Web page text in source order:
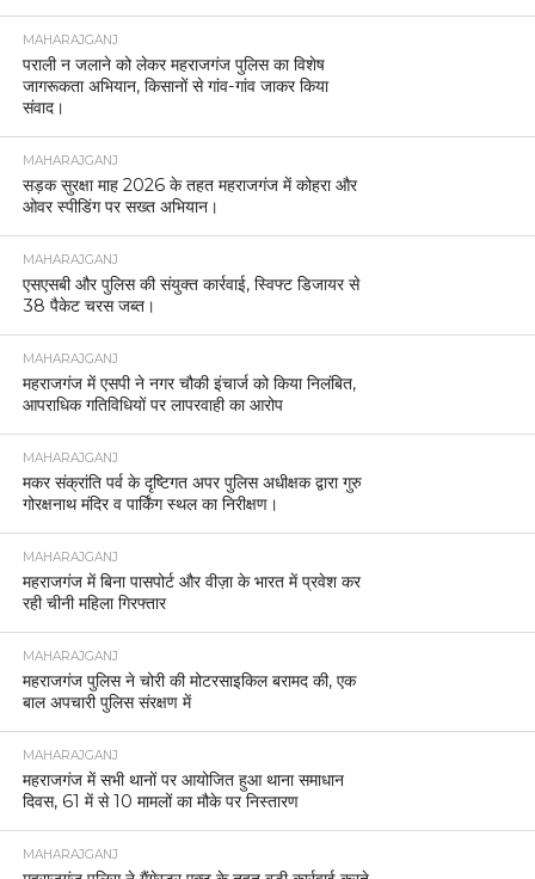
MAHARAJGANJ
पराली न जलाने को लेकर महराजगंज पुलिस का विशेष
जागरूकता अभियान, किसानों से गांव-गांव जाकर किया
संवाद।
MAHARAJGANJ
सड़क सुरक्षा माह 2026 के तहत महराजगंज में कोहरा और
ओवर स्पीडिंग पर सख्त अभियान।
MAHARAJGANJ
एसएसबी और पुलिस की संयुक्त कार्रवाई, स्विफ्ट डिजायर से
38 पैकेट चरस जब्त।
MAHARAJGANJ
महराजगंज में एसपी ने नगर चौकी इंचार्ज को किया निलंबित,
आपराधिक गतिविधियों पर लापरवाही का आरोप
MAHARAJGANJ
मकर संक्रांति पर्व के दृष्टिगत अपर पुलिस अधीक्षक द्वारा गुरु
गोरक्षनाथ मंदिर व पार्किंग स्थल का निरीक्षण।
MAHARAJGANJ
महराजगंज में बिना पासपोर्ट और वीज़ा के भारत में प्रवेश कर
रही चीनी महिला गिरफ्तार
MAHARAJGANJ
महराजगंज पुलिस ने चोरी की मोटरसाइकिल बरामद की, एक
बाल अपचारी पुलिस संरक्षण में
MAHARAJGANJ
महराजगंज में सभी थानों पर आयोजित हुआ थाना समाधान
दिवस, 61 में से 10 मामलों का मौके पर निस्तारण
MAHARAJGANJ